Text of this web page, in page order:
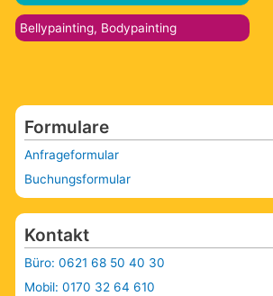
Bellypainting, Bodypainting
Formulare
Anfrageformular
Buchungsformular
Kontakt
Büro: 0621 68 50 40 30
Mobil: 0170 32 64 610